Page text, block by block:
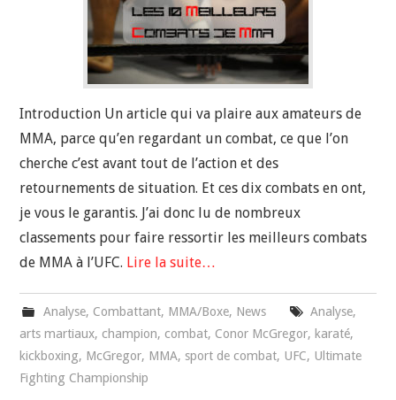
Introduction Un article qui va plaire aux amateurs de
MMA, parce qu’en regardant un combat, ce que l’on
cherche c’est avant tout de l’action et des
retournements de situation. Et ces dix combats en ont,
je vous le garantis. J’ai donc lu de nombreux
classements pour faire ressortir les meilleurs combats
de MMA à l’UFC. Lire la suite…
Analyse, Combattant, MMA/Boxe, News Analyse,
arts martiaux, champion, combat, Conor McGregor, karaté,
kickboxing, McGregor, MMA, sport de combat, UFC, Ultimate
Fighting Championship